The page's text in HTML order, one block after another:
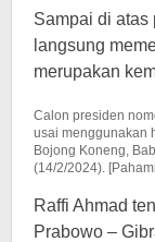
Sampai di atas
langsung
merupakan
Calon presiden
usai menggunakan
Bojong Koneng,
(14/2/2024).
Raffi Ahmad
Prabowo –